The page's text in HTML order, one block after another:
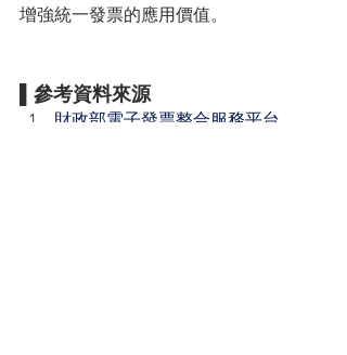
增強統一發票的應用價值。
參考資料來源
財政部電子發票整合服務平台